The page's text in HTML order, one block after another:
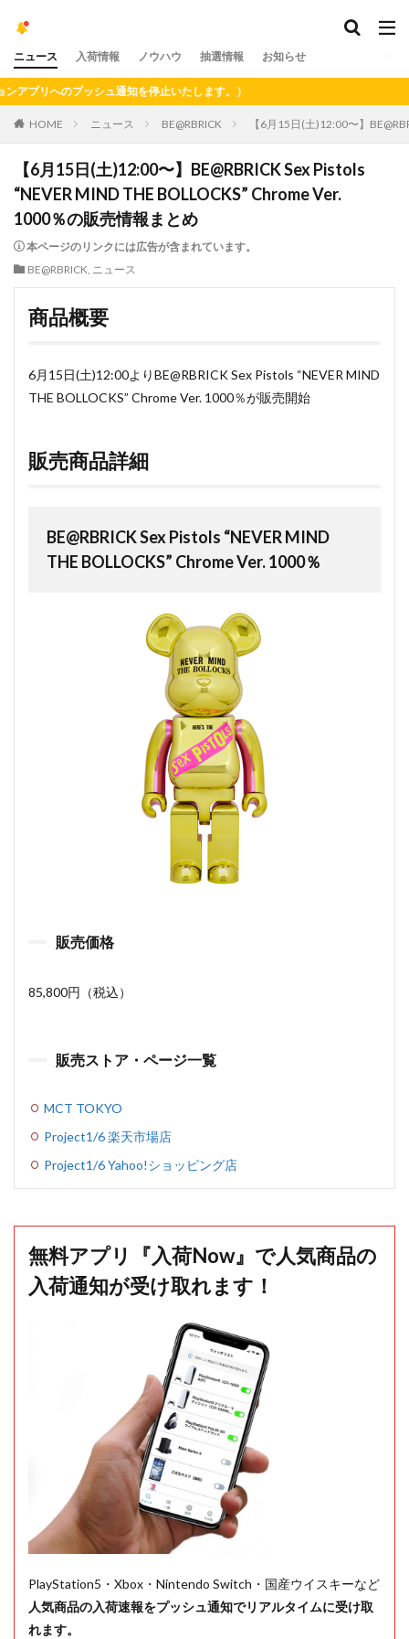
ニュース 入荷情報 ノウハウ 抽選情報 お知らせ
へのプッシュ通知を停止いたします。）
HOME ニュース BE@RBRICK 【6月15日(土)12:00〜】
【6月15日(土)12:00〜】BE@RBRICK Sex Pistols
“NEVER MIND THE BOLLOCKS” Chrome Ver.
1000％の販売情報まとめ
本ページのリンクには広告が含まれています。
BE@RBRICK, ニュース
商品概要
6月15日(土)12:00よりBE@RBRICK Sex Pistols “NEVER MIND
THE BOLLOCKS” Chrome Ver. 1000％が販売開始
販売商品詳細
BE@RBRICK Sex Pistols “NEVER MIND
THE BOLLOCKS” Chrome Ver. 1000％
販売価格
85,800円（税込）
販売ストア・ページ一覧
MCT TOKYO
Project1/6 楽天市場店
Project1/6 Yahoo!ショッピング店
無料アプリ『入荷Now』で人気商品の
入荷通知が受け取れます！
PlayStation5・Xbox・Nintendo Switch・国産ウイスキーなど
人気商品の入荷速報をプッシュ通知でリアルタイムに受け取
れます。